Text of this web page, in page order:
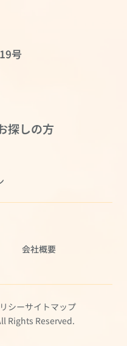
号
探しの方
会社概要
シーサイトマップ
Rights Reserved.